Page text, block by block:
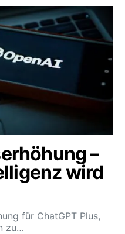
–
wird
für ChatGPT Plus,
zu…